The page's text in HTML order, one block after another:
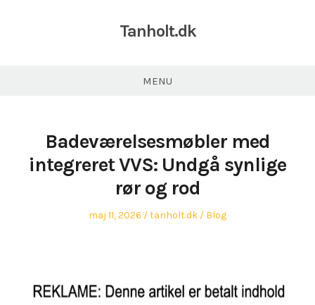
Tanholt.dk
MENU
Badeværelsesmøbler med
integreret VVS: Undgå synlige
rør og rod
Posted
maj 11, 2026 Author
tanholt.dk
Posted
Blog